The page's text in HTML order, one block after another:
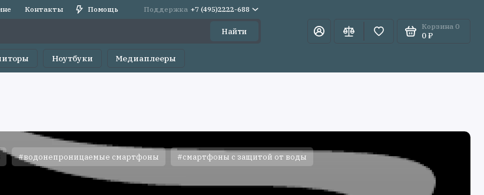
Контакты Помощь Поддержка +7 (495)2222-688
Найти
Корзина 0
0 ₽
Ноутбуки Медиаплееры
#водонепроницаемые смартфоны #смартфоны с защитой от воды